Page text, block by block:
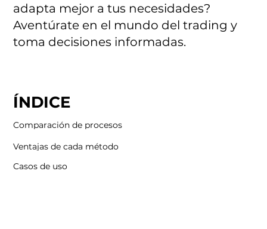
ÍNDICE
Comparación de procesos
Ventajas de cada método
Casos de uso
adapta mejor a tus necesidades?
Aventúrate en el mundo del trading y
toma decisiones informadas.